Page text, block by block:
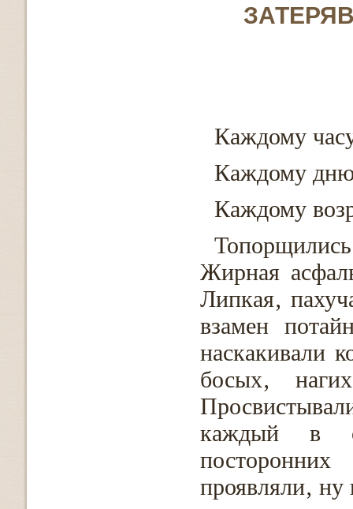
Каждому
Каждому
Каждому
Жирная
Липкая‚
взамен
наскакивали
босых‚
каждый в
проявляли‚ ну